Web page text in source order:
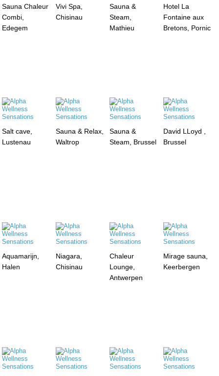
Sauna Chaleur
Combi,
Edegem
Vivi Spa,
Chisinau
Sauna &
Steam,
Mathieu
Hotel La
Fontaine aux
Bretons, Pornic
Salt cave,
Lustenau
Sauna & Relax,
Waltrop
Sauna &
Steam, Brussel
David LLoyd ,
Brussel
Aquamarijn,
Halen
Niagara,
Chisinau
Chaleur
Lounge,
Antwerpen
Mirage sauna,
Keerbergen